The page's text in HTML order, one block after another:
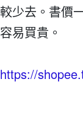
較少去。書價
容易買貴。
https://